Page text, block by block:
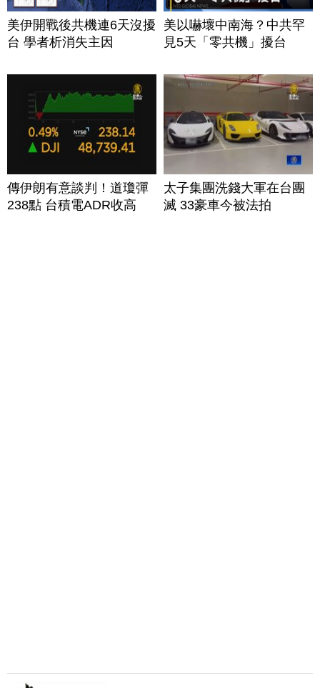
美伊開戰後共機連6天沒擾
台 學者析消失主因
美以嚇壞中南海？中共罕
見5天「零共機」擾台
傳伊朗有意談判！道瓊彈
238點 台積電ADR收高
太子集團洗錢大軍在台團
滅 33豪車今被法拍